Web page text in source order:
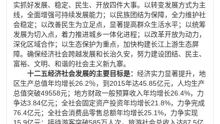
实抓好发展、稳定、民生、开放四件大事。以转变发展方式为主
线，全面增强可持续发展能力；以民族团结为保障，全力维护社
会稳定；以改善民生为立足点，显著提高群众生活水平；以统筹
发展为切入点，着力推进城乡一体化进程；以改革开放为动力，
深化区域合作；以生态保护为重点，加快构建长江上游生态屏
障。确保经济社会跨越发展和长治久安，努力建设团结、民主、
富裕、文明、和谐的社会主义新九寨。
十二五经济社会发展的主要目标是：经济实力显著提升，地
区生产总值年均增长26.2％，到2015年达45.85亿元，人均生产
总值突破49558元；地方财政一般预算收入年均增长26.4%，力
争达3.84亿元；全社会固定资产投资年均增长21.8%，力争完成
76.4亿元；全社会消费品零售总额年均增长25.1%，力争实现